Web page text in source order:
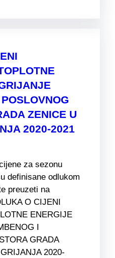
ZENICE U
2020-2021
za sezonu
definisane odlukom
preuzeti na
O CIJENI
ENERGIJE
I
GRADA
2020-